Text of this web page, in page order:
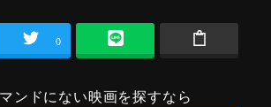
0
ンドにない映画を探すなら